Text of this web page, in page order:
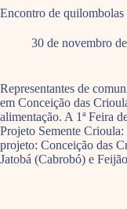
Encontro de quilombolas
30 de novembro
Representantes de
em Conceição das
alimentação. A 1ª Feira
Projeto Semente
projeto: Conceição das
Jatobá (Cabrobó) e